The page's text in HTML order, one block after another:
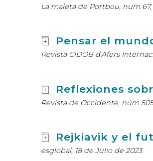
La maleta de Portbou, num
Pensar el
Revista CIDOB d'Afers
Reflexiones
Revista de Occidente, núm
Rejkiavik y el
esglobal, 18 de Julio de 2023